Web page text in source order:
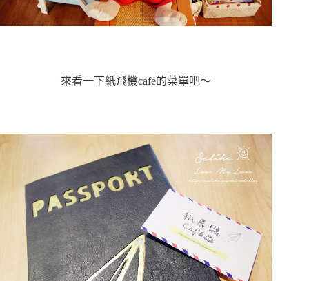
來看一下紙飛機cafe的菜單吧～